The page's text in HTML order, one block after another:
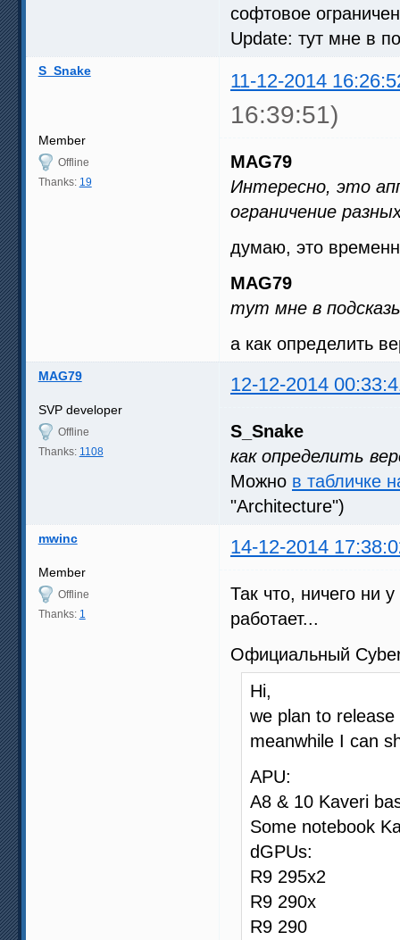
софтовое
Update: тут мне в
S_Snake 11-12-2014
16:39:51)
Member
Offline
Thanks: 19
MAG79
Интересно, это
ограничение
думаю, это
MAG79
тут мне в
а как определить
MAG79 12-12-2014
SVP developer
Offline
Thanks: 1108
S_Snake
как определить
Можно в табличке
"Architecture")
mwinc 14-12-2014
Member
Offline
Thanks: 1
Так что, ничего ни
работает...
Официальный
Hi,
we plan to
meanwhile I can
APU:
A8 & 10 Kaveri
Some notebook
dGPUs:
R9 295x2
R9 290x
R9 290